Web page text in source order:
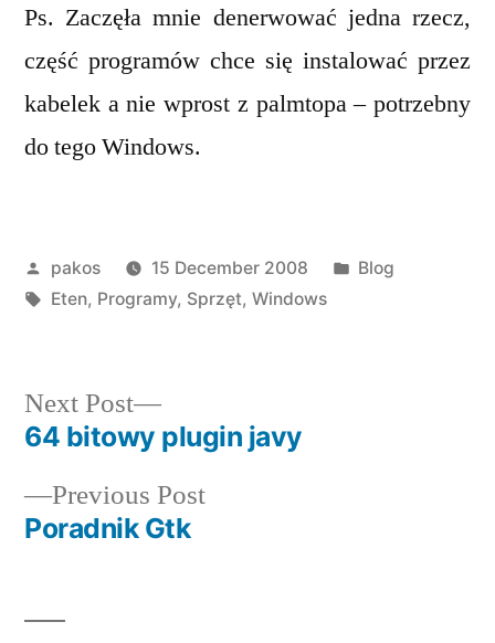
Ps. Zaczęła mnie denerwować jedna rzecz,
część programów chce się instalować przez
kabelek a nie wprost z palmtopa – potrzebny
do tego Windows.
Posted
by
pakos 15 December 2008
Posted
Blog
Tags:
Eten, Programy, Sprzęt, Windows
Post
navigation
Previous PostPrevious
Poradnik Gtk
Next Post
Next
post:
64 bitowy plugin javy